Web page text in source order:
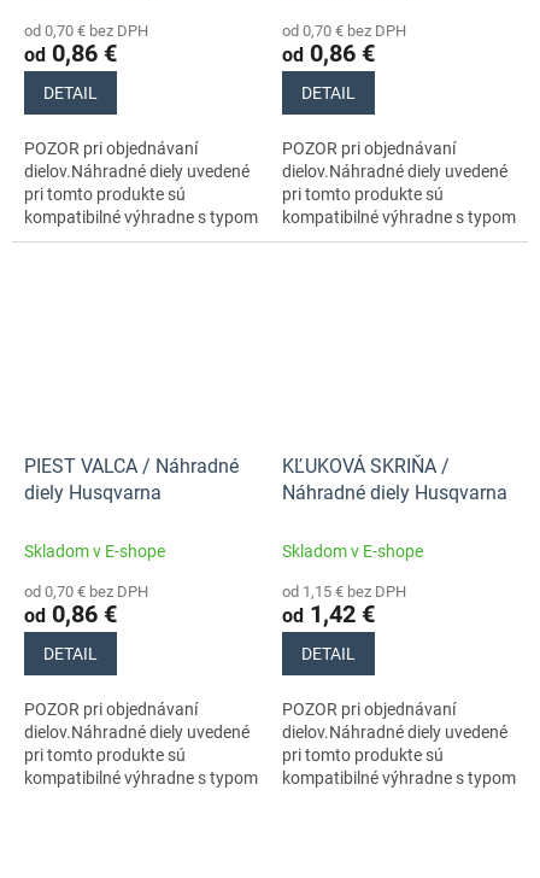
od 0,70 € bez DPH
od 0,86 €
DETAIL
POZOR pri objednávaní
dielov.Náhradné diely uvedené
pri tomto produkte sú
kompatibilné výhradne s typom
stroja s číslom 970559735
od 0,70 € bez DPH
od 0,86 €
DETAIL
POZOR pri objednávaní
dielov.Náhradné diely uvedené
pri tomto produkte sú
kompatibilné výhradne s typom
stroja s číslom 970559735
PIEST VALCA / Náhradné
diely Husqvarna
Skladom v E-shope
od 0,70 € bez DPH
od 0,86 €
DETAIL
POZOR pri objednávaní
dielov.Náhradné diely uvedené
pri tomto produkte sú
kompatibilné výhradne s typom
KĽUKOVÁ SKRIŇA /
Náhradné diely Husqvarna
Skladom v E-shope
od 1,15 € bez DPH
od 1,42 €
DETAIL
POZOR pri objednávaní
dielov.Náhradné diely uvedené
pri tomto produkte sú
kompatibilné výhradne s typom